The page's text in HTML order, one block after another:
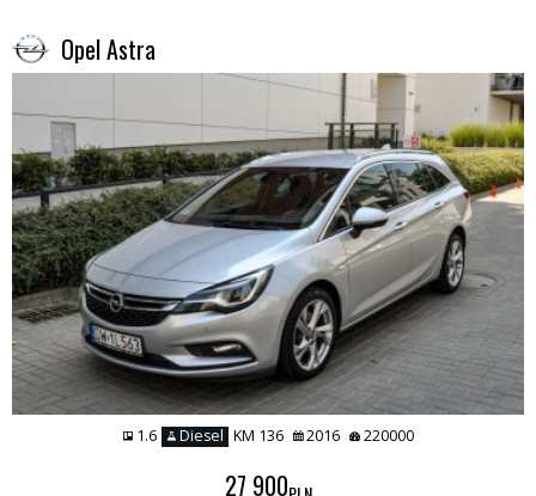
Opel Astra
1.6 Diesel KM 136 2016 220000
27 900